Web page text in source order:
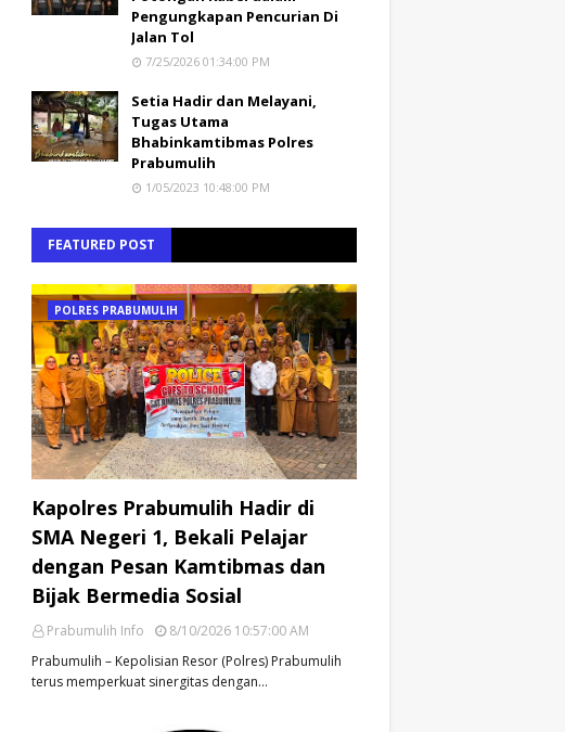
Pengungkapan Pencurian Di
Jalan Tol
7/25/2026 01:34:00 PM
Setia Hadir dan Melayani,
Tugas Utama
Bhabinkamtibmas Polres
Prabumulih
1/05/2023 10:48:00 PM
FEATURED POST
POLRES PRABUMULIH
Kapolres Prabumulih Hadir di
SMA Negeri 1, Bekali Pelajar
dengan Pesan Kamtibmas dan
Bijak Bermedia Sosial
Prabumulih Info
8/10/2026 10:57:00 AM
Prabumulih – Kepolisian Resor (Polres) Prabumulih
terus memperkuat sinergitas dengan…